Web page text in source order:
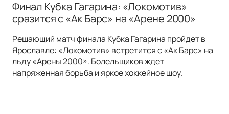
Финал Кубка Гагарина: «Локомотив»
сразится с «Ак Барс» на «Арене 2000»
Решающий матч финала Кубка Гагарина пройдет в
Ярославле: «Локомотив» встретится с «Ак Барс» на
льду «Арены 2000». Болельщиков ждет
напряженная борьба и яркое хоккейное шоу.